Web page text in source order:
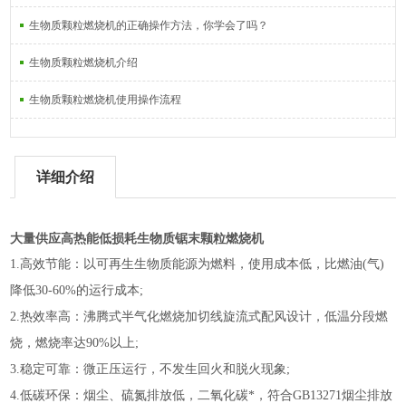
生物质颗粒燃烧机的正确操作方法，你学会了吗？
生物质颗粒燃烧机介绍
生物质颗粒燃烧机使用操作流程
详细介绍
大量供应高热能低损耗生物质锯末颗粒燃烧机
1.高效节能：以可再生生物质能源为燃料，使用成本低，比燃油(气)
降低30-60%的运行成本;
2.热效率高：沸腾式半气化燃烧加切线旋流式配风设计，低温分段燃
烧，燃烧率达90%以上;
3.稳定可靠：微正压运行，不发生回火和脱火现象;
4.低碳环保：烟尘、硫氮排放低，二氧化碳*，符合GB13271烟尘排放